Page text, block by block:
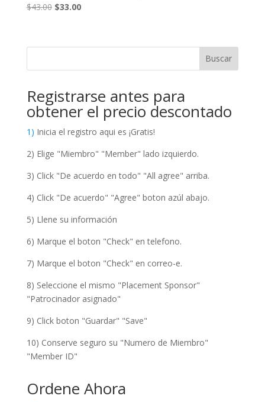
$43.00 Original
$43.00.
$33.00Current
$33.00.
Buscar
Registrarse antes para
obtener el precio descontado
1) Inicia el registro aqui es ¡Gratis!
2) Elige "Miembro" "Member" lado izquierdo.
3) Click "De acuerdo en todo" "All agree" arriba.
4) Click "De acuerdo" "Agree" boton azúl abajo.
5) Llene su información
6) Marque el boton "Check" en telefono.
7) Marque el boton "Check" en correo-e.
8) Seleccione el mismo "Placement Sponsor"
"Patrocinador asignado"
9) Click boton "Guardar" "Save"
10) Conserve seguro su "Numero de Miembro"
"Member ID"
Ordene Ahora